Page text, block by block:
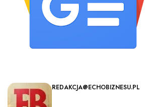
REDAKCJA@ECHOBIZNESU.PL